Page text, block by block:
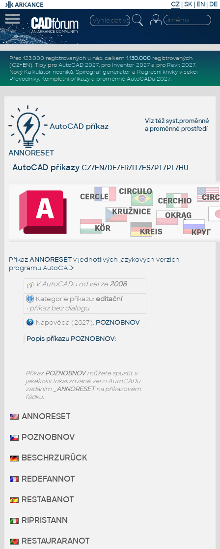
CZ | SK| EN | DE
Přes 123.000 registrovaných u nás, celkem 1.130.000registrovaných
(CZ+EN). Tipy pro AutoCAD 2027, pro Inventor 2027a pro Revit 2027.
Nový Kalkulátor nosníků, Spirograf generátor a Regresní křivkyv sekci
Převodníky. Kompletní příkazya proměnné AutoCADu 2027.
Viz téžsyst.proměnné
aproměnné prostředí
AutoCAD příkaz
ANNORESET
AutoCAD příkazy CZ/EN/DE/FR/IT/ES/PT/PL/HU
PříkazANNORESETv jednotlivých jazykových verzích
programu AutoCAD:
V AutoCADu od verze2008
Kategorie příkazu: editační
• příkaz bez dialogu
Nápověda (2027): POZNOBNOV
Popis příkazu POZNOBNOV:
PříkazPOZNOBNOVmůžete spustit v
jakékoliv lokalizované verzi AutoCADu
zadáním _ANNORESETna příkazovém
řádku.
ANNORESET
POZNOBNOV
BESCHRZURÜCK
REDEFANNOT
RESTABANOT
RIPRISTANN
RESTAURARANOT